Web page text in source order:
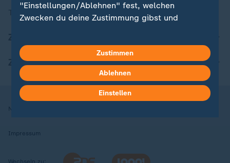
Themen im Überblick
ZDFheute Apps
Nutzungsbedingungen
Impressum
Wechseln zu:
"Einstellungen/Ablehnen" fest, welchen
Zwecken du deine Zustimmung gibst und
in deinen Einstellungen widerrufen oder ändern.
Hier findest du das Impressum.
Weitere Informationen findest du in unserer
Datenschutzerklärung.
Zustimmen
Ablehnen
Einstellen